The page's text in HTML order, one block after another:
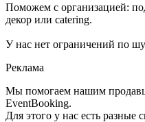
Поможем с организацией:
декор или catering.
У нас нет ограничений по
Реклама
Мы помогаем нашим
EventBooking.
Для этого у нас есть разные